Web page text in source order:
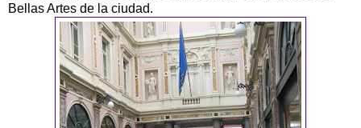
Bellas Artes de la ciudad.